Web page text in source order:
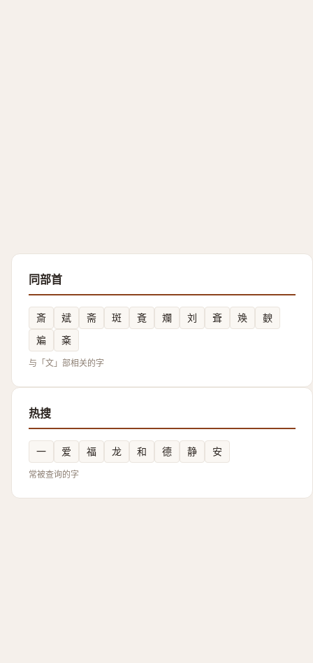
同部首
斎 斌 斋 斑 斍 斕 刘 斊 㪱
斔
斒
㪰
与「文」部相关的字
热搜
一 爱 福 龙 和 德 静 安
常被查询的字